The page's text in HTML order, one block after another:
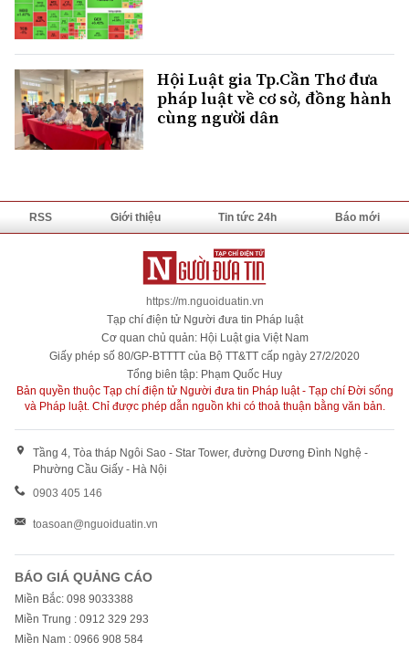
Hội Luật gia Tp.Cần Thơ đưa
pháp luật về cơ sở, đồng hành
cùng người dân
RSS Giới thiệu Tin tức 24h Báo mới
https://m.nguoiduatin.vn
Tạp chí điện tử Người đưa tin Pháp luật
Cơ quan chủ quản: Hội Luật gia Việt Nam
Giấy phép số 80/GP-BTTTT của Bộ TT&TT cấp ngày 27/2/2020
Tổng biên tập: Phạm Quốc Huy
Bản quyền thuộc Tạp chí điện tử Người đưa tin Pháp luật - Tạp chí Đời sống
và Pháp luật. Chỉ được phép dẫn nguồn khi có thoả thuận bằng văn bản.
Tầng 4, Tòa tháp Ngôi Sao - Star Tower, đường Dương Đình Nghệ -
Phường Cầu Giấy - Hà Nội
0903 405 146
toasoan@nguoiduatin.vn
BÁO GIÁ QUẢNG CÁO
Miền Bắc: 098 9033388
Miền Trung : 0912 329 293
Miền Nam : 0966 908 584